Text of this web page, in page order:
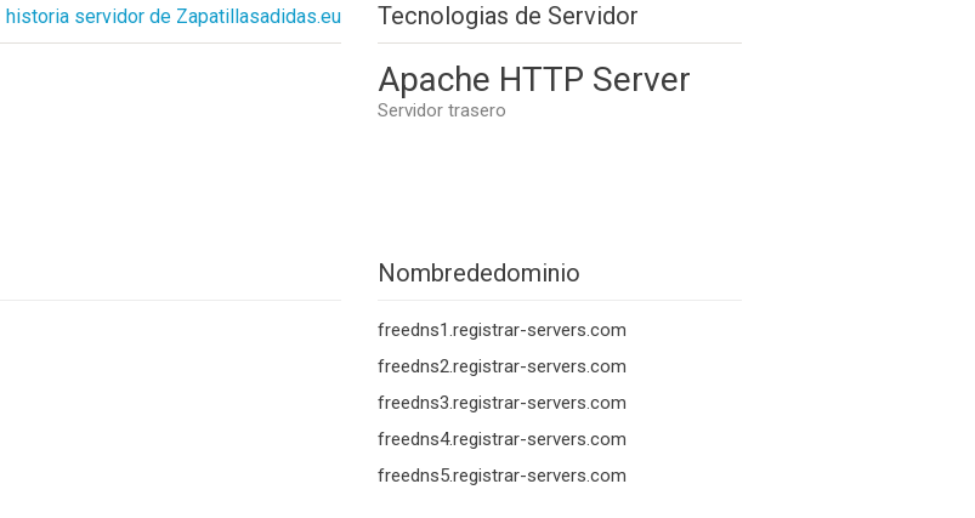
historia servidor de Zapatillasadidas.eu Tecnologias de Servidor
Apache HTTP Server
Servidor trasero
Nombrededominio
freedns1.registrar-servers.com
freedns2.registrar-servers.com
freedns3.registrar-servers.com
freedns4.registrar-servers.com
freedns5.registrar-servers.com